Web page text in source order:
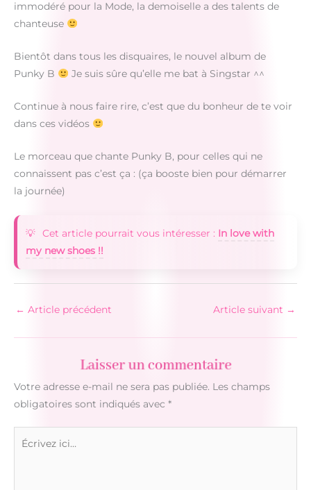
immodéré pour la Mode, la demoiselle a des talents de
chanteuse
Bientôt dans tous les disquaires, le nouvel album de
Punky B
Je suis sûre qu’elle me bat à Singstar ^^
Continue à nous faire rire, c’est que du bonheur de te voir
dans ces vidéos
Le morceau que chante Punky B, pour celles qui ne
connaissent pas c’est ça : (ça booste bien pour démarrer
la journée)
Cet article pourrait vous intéresser : In love with
my new shoes !!
← Article précédent Article suivant →
Laisser un commentaire
Votre adresse e-mail ne sera pas publiée. Les champs
obligatoires sont indiqués avec *